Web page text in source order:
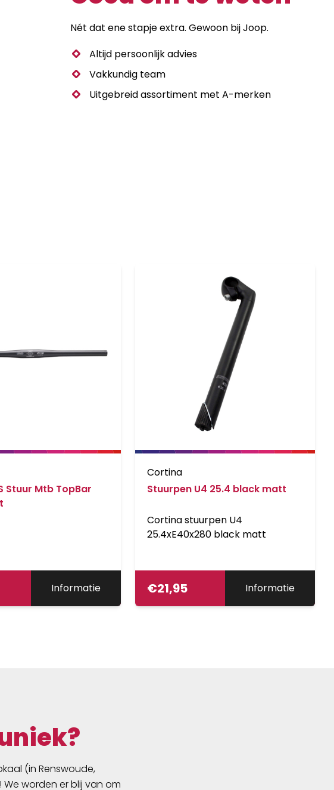
Nét dat ene stapje extra. Gewoon bij Joop.
Altijd persoonlijk advies
Vakkundig team
Uitgebreid assortiment met A-merken
Stuur Mtb TopBar
Informatie
Cortina
Stuurpen U4 25.4 black matt
Cortina stuurpen U4
25.4xE40x280 black matt
€21,95 Informatie
(in Renswoude,
worden er blij van om